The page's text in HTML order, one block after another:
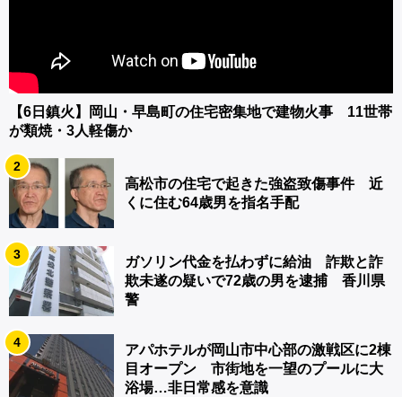
【6日鎮火】岡山・早島町の住宅密集地で建物火事 11世帯
が類焼・3人軽傷か
2
高松市の住宅で起きた強盗致傷事件 近
くに住む64歳男を指名手配
3
ガソリン代金を払わずに給油 詐欺と詐
欺未遂の疑いで72歳の男を逮捕 香川県
警
4
アパホテルが岡山市中心部の激戦区に2棟
目オープン 市街地を一望のプールに大
浴場…非日常感を意識